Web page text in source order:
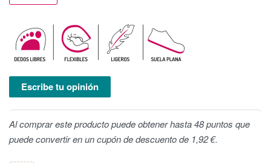
Escribe tu opinión
Al comprar este producto puede obtener hasta 48 puntos que
puede convertir en un cupón de descuento de 1,92 €.